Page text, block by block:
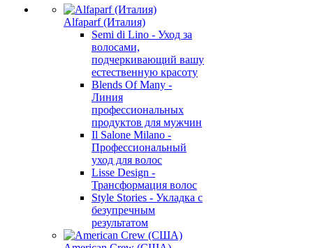
Alfaparf (Италия)
Semi di Lino - Уход за
волосами,
подчеркивающий вашу
естественную красоту
Blends Of Many -
Линия
профессиональных
продуктов для мужчин
Il Salone Milano -
Профессиональный
уход для волос
Lisse Design -
Трансформация волос
Style Stories - Укладка с
безупречным
результатом